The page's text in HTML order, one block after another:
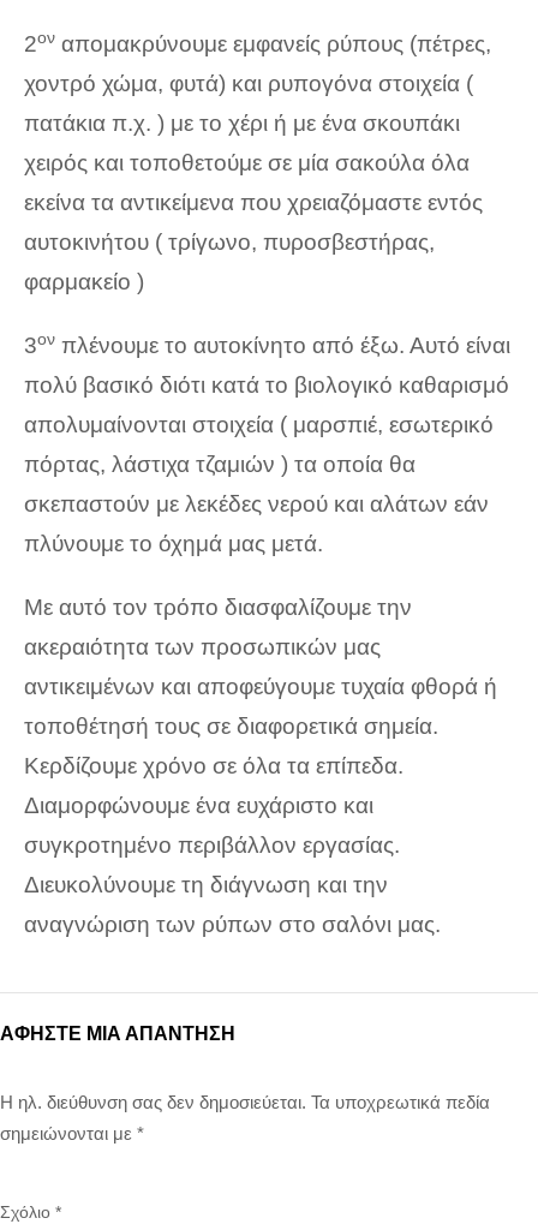
2ον απομακρύνουμε εμφανείς ρύπους (πέτρες,
χοντρό χώμα, φυτά) και ρυπογόνα στοιχεία (
πατάκια π.χ. ) με το χέρι ή με ένα σκουπάκι
χειρός και τοποθετούμε σε μία σακούλα όλα
εκείνα τα αντικείμενα που χρειαζόμαστε εντός
αυτοκινήτου ( τρίγωνο, πυροσβεστήρας,
φαρμακείο )
3ον πλένουμε το αυτοκίνητο από έξω. Αυτό είναι
πολύ βασικό διότι κατά το βιολογικό καθαρισμό
απολυμαίνονται στοιχεία ( μαρσπιέ, εσωτερικό
πόρτας, λάστιχα τζαμιών ) τα οποία θα
σκεπαστούν με λεκέδες νερού και αλάτων εάν
πλύνουμε το όχημά μας μετά.
Με αυτό τον τρόπο διασφαλίζουμε την
ακεραιότητα των προσωπικών μας
αντικειμένων και αποφεύγουμε τυχαία φθορά ή
τοποθέτησή τους σε διαφορετικά σημεία.
Κερδίζουμε χρόνο σε όλα τα επίπεδα.
Διαμορφώνουμε ένα ευχάριστο και
συγκροτημένο περιβάλλον εργασίας.
Διευκολύνουμε τη διάγνωση και την
αναγνώριση των ρύπων στο σαλόνι μας.
ΑΦΉΣΤΕ ΜΙΑ ΑΠΆΝΤΗΣΗ
Η ηλ. διεύθυνση σας δεν δημοσιεύεται. Τα υποχρεωτικά πεδία
σημειώνονται με *
Σχόλιο *